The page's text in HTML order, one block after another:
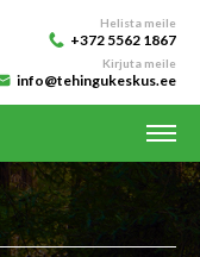
Helista meile
+372 5562 1867
Kirjuta meile
info@tehingukeskus.ee